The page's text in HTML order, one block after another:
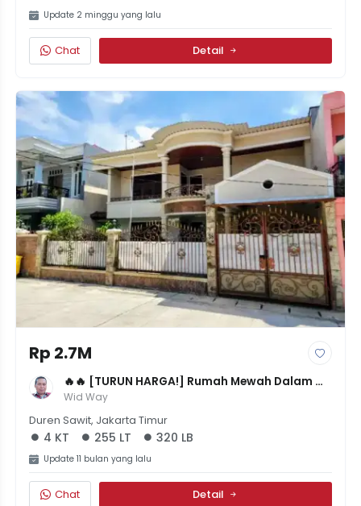
Update 2 minggu yang lalu
Chat Detail
Rp 2.7M
🔥🔥 [TURUN HARGA!] Rumah Mewah Dalam
Komplek Duren Sawit - LT 255m² LB 320m² -
4KT/4KM - HARGA 2.7M NEGO SAMPE LEMES! 🔥
🔥
Wid Way
Duren Sawit, Jakarta Timur
4 KT 255 LT 320 LB
Update 11 bulan yang lalu
Chat Detail